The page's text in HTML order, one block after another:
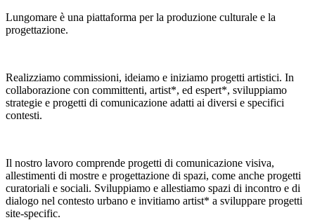
Lungomare è una piattaforma per la produzione culturale e la
progettazione.
Realizziamo commissioni, ideiamo e iniziamo progetti artistici. In
collaborazione con committenti, artist*, ed espert*, sviluppiamo
strategie e progetti di comunicazione adatti ai diversi e specifici
contesti.
Il nostro lavoro comprende progetti di comunicazione visiva,
allestimenti di mostre e progettazione di spazi, come anche progetti
curatoriali e sociali. Sviluppiamo e allestiamo spazi di incontro e di
dialogo nel contesto urbano e invitiamo artist* a sviluppare progetti
site-specific.